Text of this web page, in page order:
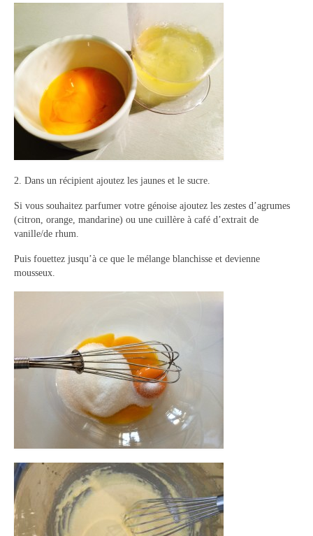
Brownies Cookies Muffins
Cakes Cheesecakes Pancakes
Caramel Compotes Confitures
Clafoutis Crèmes Flans
Crumbles Gâteaux secs Sablés
Panna cotta Tiramisu
Sauces
Sans alcool
Cocktails
A propos
2. Dans un récipient ajoutez les jaunes et le sucre.
Si vous souhaitez parfumer votre génoise ajoutez les zestes d’agrumes
(citron, orange, mandarine) ou une cuillère à café d’extrait de
vanille/de rhum.
Puis fouettez jusqu’à ce que le mélange blanchisse et devienne
mousseux.